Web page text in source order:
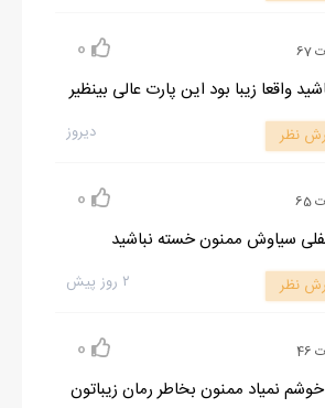
0
واقعا زیبا بود این پارت عالی بینظیر
دیروز نظر
0
سیاوش ممنون خسته نباشید
۲ روز پیش نظر
0
نمیاد ممنون بخاطر رمان زیباتون